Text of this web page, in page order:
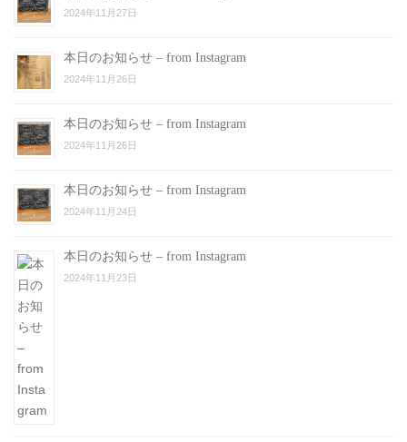
2024年11月27日
本日のお知らせ – from Instagram
2024年11月26日
本日のお知らせ – from Instagram
2024年11月26日
本日のお知らせ – from Instagram
2024年11月24日
本日のお知らせ – from Instagram
2024年11月23日